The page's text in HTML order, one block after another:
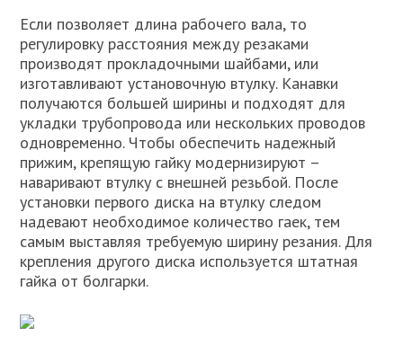
Если позволяет длина рабочего вала, то
регулировку расстояния между резаками
производят прокладочными шайбами, или
изготавливают установочную втулку. Канавки
получаются большей ширины и подходят для
укладки трубопровода или нескольких проводов
одновременно. Чтобы обеспечить надежный
прижим, крепящую гайку модернизируют –
наваривают втулку с внешней резьбой. После
установки первого диска на втулку следом
надевают необходимое количество гаек, тем
самым выставляя требуемую ширину резания. Для
крепления другого диска используется штатная
гайка от болгарки.